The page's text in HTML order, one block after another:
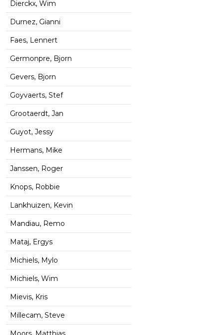
Dierckx, Wim
Durnez, Gianni
Faes, Lennert
Germonpre, Bjorn
Gevers, Bjorn
Goyvaerts, Stef
Grootaerdt, Jan
Guyot, Jessy
Hermans, Mike
Janssen, Roger
Knops, Robbie
Lankhuizen, Kevin
Mandiau, Remo
Mataj, Ergys
Michiels, Mylo
Michiels, Wim
Mievis, Kris
Millecam, Steve